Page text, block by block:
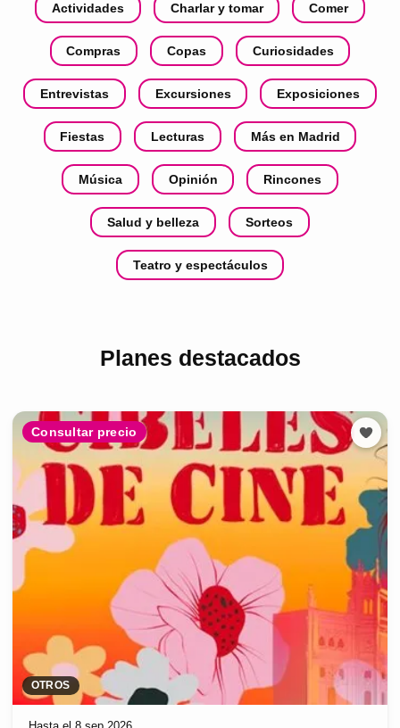
Actividades Charlar y tomar Comer
Compras Copas Curiosidades
Entrevistas Excursiones Exposiciones
Fiestas Lecturas Más en Madrid
Música Opinión Rincones
Salud y belleza Sorteos
Teatro y espectáculos
Planes destacados
Consultar precio
OTROS